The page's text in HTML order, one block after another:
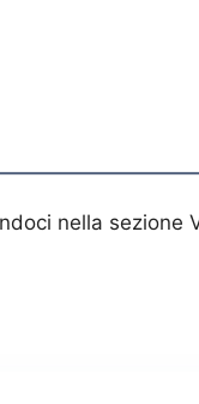
nella sezione